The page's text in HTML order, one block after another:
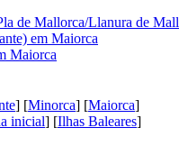
de Mallorca/Llanura de
em Maiorca
Maiorca
] [Minorca] [Maiorca]
inicial] [Ilhas Baleares]